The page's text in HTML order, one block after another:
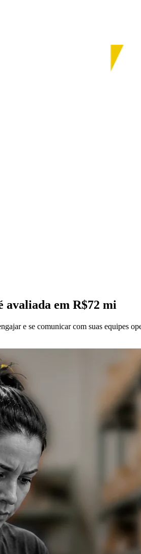
avaliada em R$72 mi
e se comunicar com suas equipes